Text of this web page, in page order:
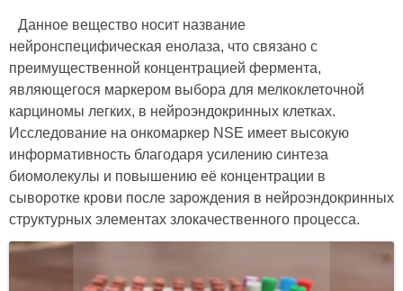
Данное вещество носит название
нейронспецифическая енолаза, что связано с
преимущественной концентрацией фермента,
являющегося маркером выбора для мелкоклеточной
карциномы легких, в нейроэндокринных клетках.
Исследование на онкомаркер NSE имеет высокую
информативность благодаря усилению синтеза
биомолекулы и повышению её концентрации в
сыворотке крови после зарождения в нейроэндокринных
структурных элементах злокачественного процесса.